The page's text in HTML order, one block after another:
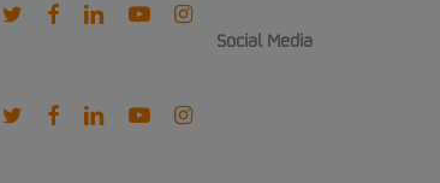
twitterfacebooklinkedinyoutubeinstagram
Social Media
twitterfacebooklinkedinyoutubeinstagram